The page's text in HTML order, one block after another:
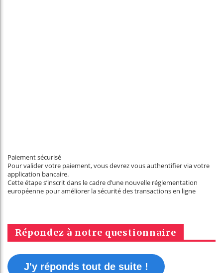
Paiement sécurisé
Pour valider votre paiement, vous devrez vous authentifier via votre
application bancaire.
Cette étape s’inscrit dans le cadre d’une nouvelle réglementation
européenne pour améliorer la sécurité des transactions en ligne
Répondez à notre questionnaire
J'y réponds tout de suite !